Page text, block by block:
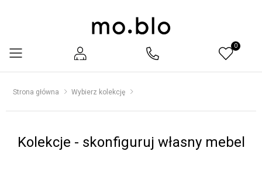
Menu
0
Strona główna Wybierz kolekcję
Kolekcje - skonfiguruj własny mebel